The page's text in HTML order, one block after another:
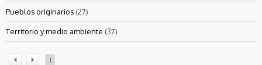
Pueblos originarios (27)
Territorio y medio ambiente (37)
1